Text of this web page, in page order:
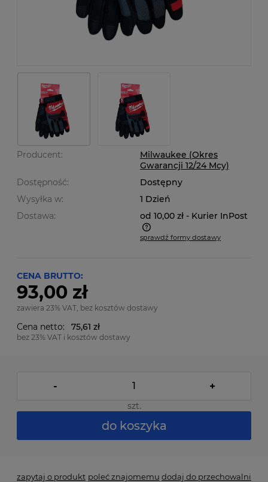
Producent:
Milwaukee (Okres
Gwarancji 12/24 Mcy)
Dostępność:
Dostępny
Wysyłka w:
1 Dzień
Dostawa:
od 10,00 zł - Kurier InPost
Cena nie zawiera ewentualnych kosztów płatności
sprawdź formy dostawy
CENA BRUTTO:
93,00 zł
zawiera 23% VAT, bez kosztów dostawy
Cena netto: 75,61 zł
bez 23% VAT i kosztów dostawy
- +
szt.
do koszyka
zapytaj o produkt poleć znajomemu dodaj do przechowalni